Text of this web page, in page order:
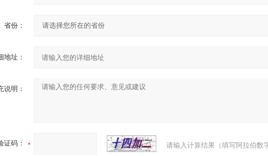
省份：
地址：
说明：
证码： 请输入计算结果（填写阿拉伯数